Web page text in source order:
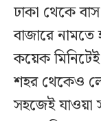
ঢাকা থেকে
বাজারে
কয়েক
শহর থেকেও
সহজেই যাওয়া